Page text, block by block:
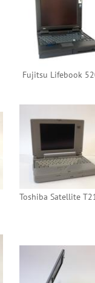
Fujitsu Lifebook
Toshiba Satellite